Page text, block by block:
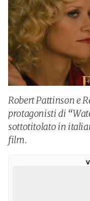
Robert Pattinson e
protagonisti di
sottotitolato in
film.